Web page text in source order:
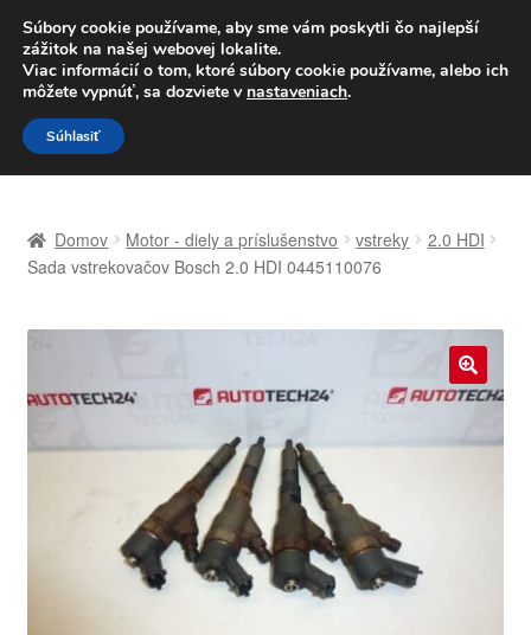
DOPRAVA od 6 EUR
Po–Pi 09:00–16:00 233 221 276
Preskočiť
na
navigáciu
Preskočiť
na
obsah
Celosvetová preprava
Košík
Môj účet
Domov Motor - diely a príslušenstvo vstreky
2.0 HDI
Sada vstrekovačov Bosch 2.0 HDI 0445110076
🔍
Súbory cookie používame, aby sme vám poskytli čo najlepší
zážitok na našej webovej lokalite.
Viac informácií o tom, ktoré súbory cookie používame, alebo ich
môžete vypnúť, sa dozviete v nastaveniach.
Súhlasiť